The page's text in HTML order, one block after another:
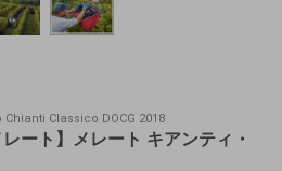
Chianti Classico DOCG 2018
ート】メレート キアンティ・